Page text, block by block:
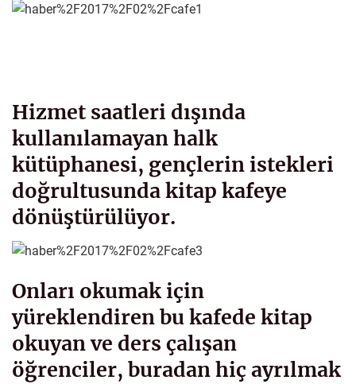
Hizmet saatleri dışında
kullanılamayan halk
kütüphanesi, gençlerin istekleri
doğrultusunda kitap kafeye
dönüştürülüyor.
Onları okumak için
yüreklendiren bu kafede kitap
okuyan ve ders çalışan
öğrenciler, buradan hiç ayrılmak